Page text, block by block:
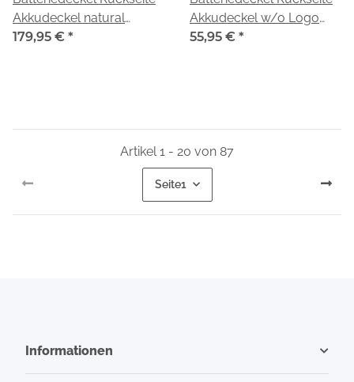
Akkudeckel natural
titanium 661-42725 für
179,95 € *
Akkudeckel w/o Logo
black/schwarz titanium
55,95 € *
Artikel 1 - 20 von 87
Seite1
Informationen